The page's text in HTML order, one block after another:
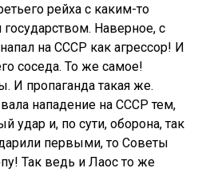
рейха с каким-то
Наверное, с
на СССР как агрессор! И
соседа. То же самое!
И пропаганда такая же.
нападение на СССР тем,
удар и, по сути, оборона, так
первыми, то Советы
Так ведь и Лаос то же